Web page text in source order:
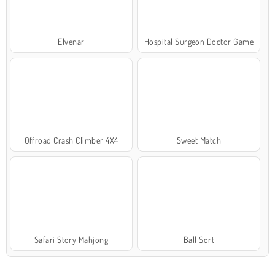
Elvenar Hospital Surgeon Doctor Game
Offroad Crash Climber 4X4 Sweet Match
Safari Story Mahjong Ball Sort